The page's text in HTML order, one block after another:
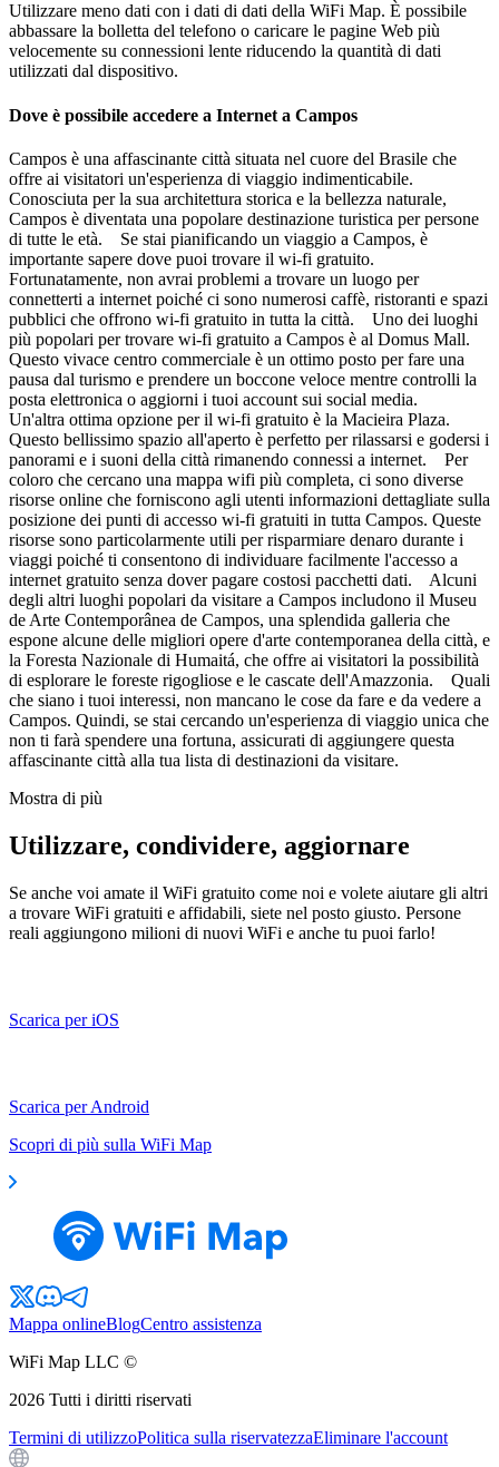
Utilizzare meno dati con i dati di dati della WiFi Map. È possibile
abbassare la bolletta del telefono o caricare le pagine Web più
velocemente su connessioni lente riducendo la quantità di dati
utilizzati dal dispositivo.
Dove è possibile accedere a Internet a Campos
Campos è una affascinante città situata nel cuore del Brasile che
offre ai visitatori un'esperienza di viaggio indimenticabile.
Conosciuta per la sua architettura storica e la bellezza naturale,
Campos è diventata una popolare destinazione turistica per persone
di tutte le età. Se stai pianificando un viaggio a Campos, è
importante sapere dove puoi trovare il wi-fi gratuito.
Fortunatamente, non avrai problemi a trovare un luogo per
connetterti a internet poiché ci sono numerosi caffè, ristoranti e spazi
pubblici che offrono wi-fi gratuito in tutta la città. Uno dei luoghi
più popolari per trovare wi-fi gratuito a Campos è al Domus Mall.
Questo vivace centro commerciale è un ottimo posto per fare una
pausa dal turismo e prendere un boccone veloce mentre controlli la
posta elettronica o aggiorni i tuoi account sui social media.
Un'altra ottima opzione per il wi-fi gratuito è la Macieira Plaza.
Questo bellissimo spazio all'aperto è perfetto per rilassarsi e godersi i
panorami e i suoni della città rimanendo connessi a internet. Per
coloro che cercano una mappa wifi più completa, ci sono diverse
risorse online che forniscono agli utenti informazioni dettagliate sulla
posizione dei punti di accesso wi-fi gratuiti in tutta Campos. Queste
risorse sono particolarmente utili per risparmiare denaro durante i
viaggi poiché ti consentono di individuare facilmente l'accesso a
internet gratuito senza dover pagare costosi pacchetti dati. Alcuni
degli altri luoghi popolari da visitare a Campos includono il Museu
de Arte Contemporânea de Campos, una splendida galleria che
espone alcune delle migliori opere d'arte contemporanea della città, e
la Foresta Nazionale di Humaitá, che offre ai visitatori la possibilità
di esplorare le foreste rigogliose e le cascate dell'Amazzonia. Quali
che siano i tuoi interessi, non mancano le cose da fare e da vedere a
Campos. Quindi, se stai cercando un'esperienza di viaggio unica che
non ti farà spendere una fortuna, assicurati di aggiungere questa
affascinante città alla tua lista di destinazioni da visitare.
Mostra di più
Utilizzare, condividere, aggiornare
Se anche voi amate il WiFi gratuito come noi e volete aiutare gli altri
a trovare WiFi gratuiti e affidabili, siete nel posto giusto. Persone
reali aggiungono milioni di nuovi WiFi e anche tu puoi farlo!
Scarica per iOS
Scarica per Android
Scopri di più sulla WiFi Map
Mappa onlineBlogCentro assistenza
WiFi Map LLC ©
2026 Tutti i diritti riservati
Termini di utilizzoPolitica sulla riservatezzaEliminare l'account